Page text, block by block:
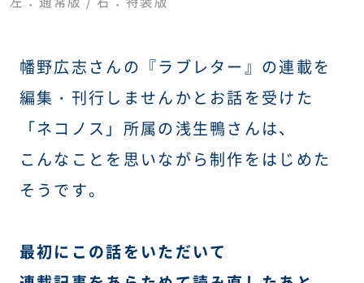
幡野広志さんの『ラブレター』の連載を
編集・刊行しませんかとお話を受けた
「ネコノス」所属の浅生鴨さんは、
こんなことを思いながら制作をはじめた
そうです。
最初にこの話をいただいて